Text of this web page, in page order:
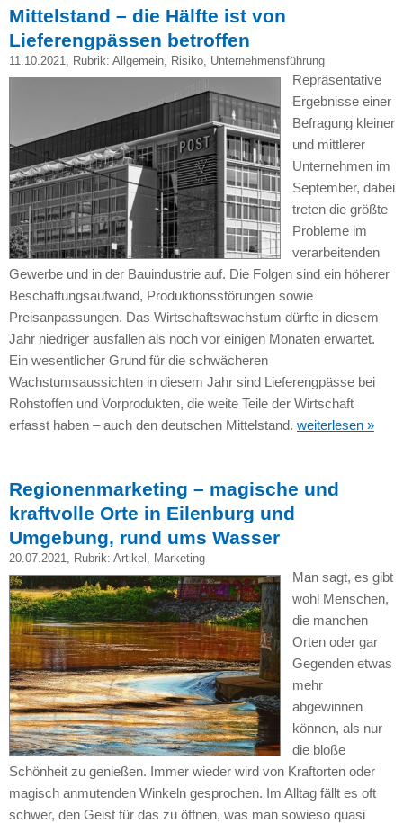
Mittelstand – die Hälfte ist von
Lieferengpässen betroffen
11.10.2021, Rubrik: Allgemein, Risiko, Unternehmensführung
Repräsentative
Ergebnisse einer
Befragung kleiner
und mittlerer
Unternehmen im
September, dabei
treten die größte
Probleme im
verarbeitenden
Gewerbe und in der Bauindustrie auf. Die Folgen sind ein höherer
Beschaffungsaufwand, Produktionsstörungen sowie
Preisanpassungen. Das Wirtschaftswachstum dürfte in diesem
Jahr niedriger ausfallen als noch vor einigen Monaten erwartet.
Ein wesentlicher Grund für die schwächeren
Wachstumsaussichten in diesem Jahr sind Lieferengpässe bei
Rohstoffen und Vorprodukten, die weite Teile der Wirtschaft
erfasst haben – auch den deutschen Mittelstand. weiterlesen »
Regionenmarketing – magische und
kraftvolle Orte in Eilenburg und
Umgebung, rund ums Wasser
20.07.2021 , Rubrik: Artikel Marketing
Man sagt, es gibt
wohl Menschen,
die manchen
Orten oder gar
Gegenden etwas
mehr
abgewinnen
können, als nur
die bloße
Schönheit zu genießen. Immer wieder wird von Kraftorten oder
magisch anmutenden Winkeln gesprochen. Im Alltag fällt es oft
schwer, den Geist für das zu öffnen, was man sowieso quasi